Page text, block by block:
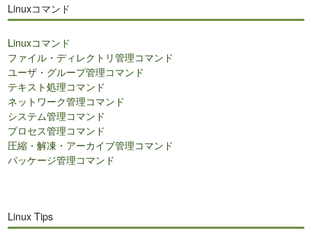
内
索
Linuxコマンド
Linuxコマンド
ファイル・ディレクトリ管理コマンド
ユーザ・グループ管理コマンド
テキスト処理コマンド
ネットワーク管理コマンド
システム管理コマンド
プロセス管理コマンド
圧縮・解凍・アーカイブ管理コマンド
パッケージ管理コマンド
Linux Tips